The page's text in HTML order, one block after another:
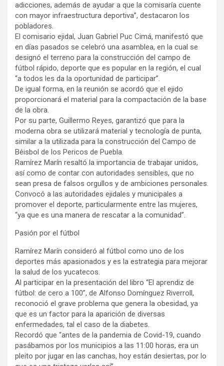
adicciones, además de ayudar a que la comisaría cuente
con mayor infraestructura deportiva”, destacaron los
pobladores.
El comisario ejidal, Juan Gabriel Puc Cimá, manifestó que
en días pasados se celebró una asamblea, en la cual se
designó el terreno para la construcción del campo de
fútbol rápido, deporte que es popular en la región, el cual
“a todos les da la oportunidad de participar”.
De igual forma, en la reunión se acordó que el ejido
proporcionará el material para la compactación de la base
de la obra.
Por su parte, Guillermo Reyes, garantizó que para la
moderna obra se utilizará material y tecnología de punta,
similar a la utilizada para la construcción del Campo de
Béisbol de los Pericos de Puebla.
Ramírez Marín resaltó la importancia de trabajar unidos,
así como de contar con autoridades sensibles, que no
sean presa de falsos orgullos y de ambiciones personales.
Convocó a las autoridades ejidales y municipales a
promover el deporte, particularmente entre las mujeres,
“ya que es una manera de rescatar a la comunidad”.
Pasión por el fútbol
Ramírez Marín consideró al fútbol como uno de los
deportes más apasionados y es la estrategia para mejorar
la salud de los yucatecos.
Al participar en la presentación del libro “El aprendiz de
fútbol: de cero a 100”, de Alfonso Domínguez Riverroll,
reconoció el grave problema que genera la obesidad, ya
que es un factor para la aparición de diversas
enfermedades, tal el caso de la diabetes.
Recordó que “antes de la pandemia de Covid-19, cuando
pasábamos por los municipios a las 11:00 horas, era un
pleito por jugar en las canchas, hoy están desiertas, por lo